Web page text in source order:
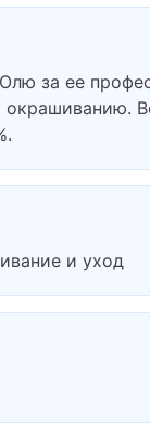
за ее
и уход